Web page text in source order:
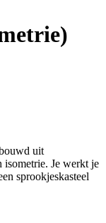
uit
isometrie. Je werkt je
sprookjeskasteel